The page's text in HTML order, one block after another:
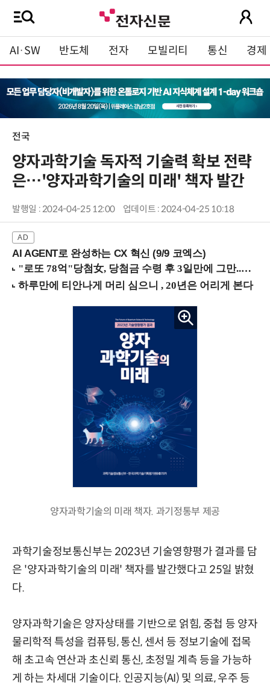
AI·SW 반도체 전자 모빌리티 통신 경제
전국
양자과학기술 독자적 기술력 확보 전략
은…'양자과학기술의 미래' 책자 발간
발행일 : 2024-04-25 12:00 업데이트 : 2024-04-25 10:18
AI AGENT로 완성하는 CX 혁신 (9/9 코엑스)
양자과학기술의 미래 책자. 과기정통부 제공
과학기술정보통신부는 2023년 기술영향평가 결과를 담
은 '양자과학기술의 미래' 책자를 발간했다고 25일 밝혔
다.
양자과학기술은 양자상태를 기반으로 얽힘, 중첩 등 양자
물리학적 특성을 컴퓨팅, 통신, 센서 등 정보기술에 접목
해 초고속 연산과 초신뢰 통신, 초정밀 계측 등을 가능하
게 하는 차세대 기술이다. 인공지능(AI) 및 의료, 우주 등